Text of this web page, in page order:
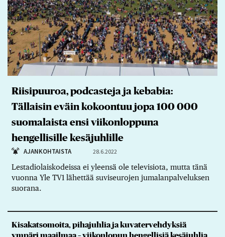
Riisipuuroa, podcasteja ja kebabia:
Tällaisin eväin kokoontuu jopa 100 000
suomalaista ensi viikonloppuna
hengellisille kesäjuhlille
AJANKOHTAISTA 28.6.2022
Lestadiolaiskodeissa ei yleensä ole televisiota, mutta tänä
vuonna Yle TV1 lähettää suviseurojen jumalanpalveluksen
suorana.
Kisakatsomoita, pihajuhlia ja kuvatervehdyksiä
ympäri maailmaa – viikonlopun hengellisiä kesäjuhlia